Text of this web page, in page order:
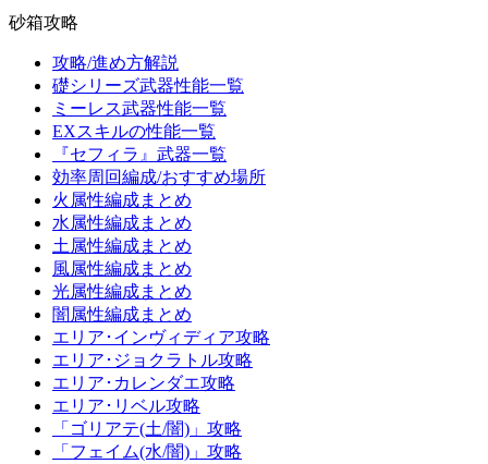
砂箱攻略
攻略/進め方解説
礎シリーズ武器性能一覧
ミーレス武器性能一覧
EXスキルの性能一覧
『セフィラ』武器一覧
効率周回編成/おすすめ場所
火属性編成まとめ
水属性編成まとめ
土属性編成まとめ
風属性編成まとめ
光属性編成まとめ
闇属性編成まとめ
エリア･インヴィディア攻略
エリア･ジョクラトル攻略
エリア･カレンダエ攻略
エリア･リベル攻略
「ゴリアテ(土/闇)」攻略
「フェイム(水/闇)」攻略